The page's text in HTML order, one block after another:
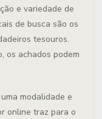
e variedade de
de busca são os
tesouros.
os achados podem
modalidade e
online traz para o